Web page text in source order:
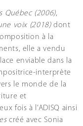
Québec (2006),
voix (2018)dont
à la
elle a vendu
enviable dans la
interprète
le monde de la
et
fois à l’ADISQ ainsi
créé avec Sonia